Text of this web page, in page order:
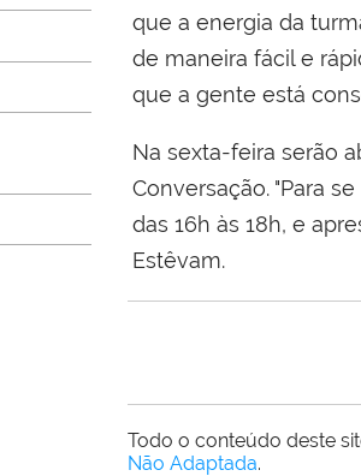
que a energia da
de maneira fácil e
que a gente está
Na sexta-feira serão
Conversação. "Para
das 16h às 18h, e
Estêvam.
Todo o conteúdo deste
Não Adaptada.